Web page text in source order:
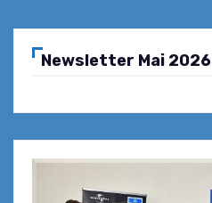
Newsletter Mai 2026